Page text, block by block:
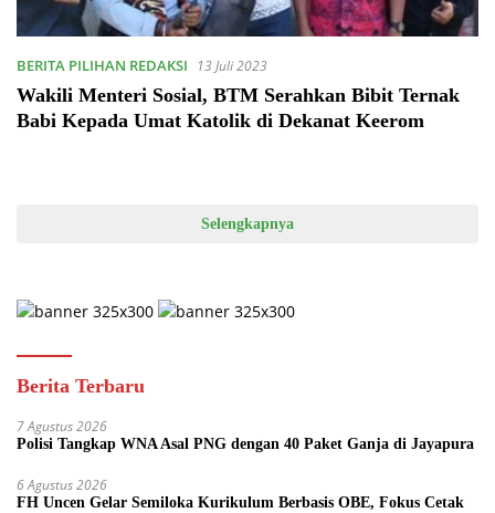
BERITA PILIHAN REDAKSI 13 Juli 2023
Wakili Menteri Sosial, BTM Serahkan Bibit Ternak
Babi Kepada Umat Katolik di Dekanat Keerom
Selengkapnya
Berita Terbaru
7 Agustus 2026
Polisi Tangkap WNA Asal PNG dengan 40 Paket Ganja di Jayapura
6 Agustus 2026
FH Uncen Gelar Semiloka Kurikulum Berbasis OBE, Fokus Cetak